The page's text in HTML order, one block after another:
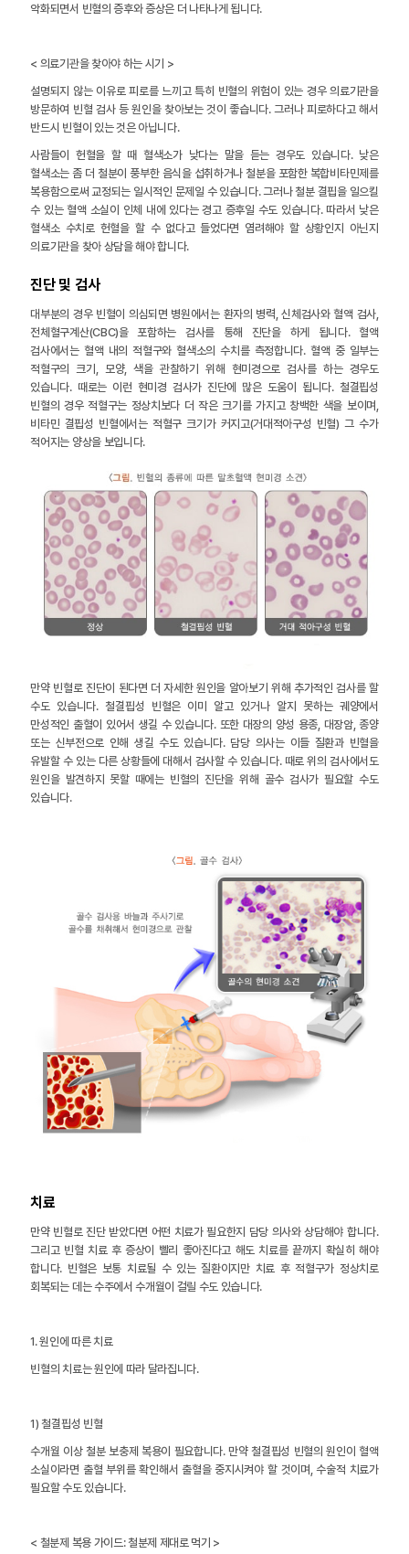
악화되면서 빈혈의 증후와 증상은 더 나타나게 됩니다.
< 의료기관을 찾아야 하는 시기 >
설명되지 않는 이유로 피로를 느끼고 특히 빈혈의 위험이 있는 경우 의료기관을
방문하여 빈혈 검사 등 원인을 찾아보는 것이 좋습니다. 그러나 피로하다고 해서
반드시 빈혈이 있는 것은 아닙니다.
사람들이 헌혈을 할 때 혈색소가 낮다는 말을 듣는 경우도 있습니다. 낮은
혈색소는 좀 더 철분이 풍부한 음식을 섭취하거나 철분을 포함한 복합비타민제를
복용함으로써 교정되는 일시적인 문제일 수 있습니다. 그러나 철분 결핍을 일으킬
수 있는 혈액 소실이 인체 내에 있다는 경고 증후일 수도 있습니다. 따라서 낮은
혈색소 수치로 헌혈을 할 수 없다고 들었다면 염려해야 할 상황인지 아닌지
의료기관을 찾아 상담을 해야 합니다.
진단 및 검사
대부분의 경우 빈혈이 의심되면 병원에서는 환자의 병력, 신체검사와 혈액 검사,
전체혈구계산(CBC)을 포함하는 검사를 통해 진단을 하게 됩니다. 혈액
검사에서는 혈액 내의 적혈구와 혈색소의 수치를 측정합니다. 혈액 중 일부는
적혈구의 크기, 모양, 색을 관찰하기 위해 현미경으로 검사를 하는 경우도
있습니다. 때로는 이런 현미경 검사가 진단에 많은 도움이 됩니다. 철결핍성
빈혈의 경우 적혈구는 정상치보다 더 작은 크기를 가지고 창백한 색을 보이며,
비타민 결핍성 빈혈에서는 적혈구 크기가 커지고(거대적아구성 빈혈) 그 수가
적어지는 양상을 보입니다.
만약 빈혈로 진단이 된다면 더 자세한 원인을 알아보기 위해 추가적인 검사를 할
수도 있습니다. 철결핍성 빈혈은 이미 알고 있거나 알지 못하는 궤양에서
만성적인 출혈이 있어서 생길 수 있습니다. 또한 대장의 양성 용종, 대장암, 종양
또는 신부전으로 인해 생길 수도 있습니다. 담당 의사는 이들 질환과 빈혈을
유발할 수 있는 다른 상황들에 대해서 검사할 수 있습니다. 때로 위의 검사에서도
원인을 발견하지 못할 때에는 빈혈의 진단을 위해 골수 검사가 필요할 수도
있습니다.
치료
만약 빈혈로 진단 받았다면 어떤 치료가 필요한지 담당 의사와 상담해야 합니다.
그리고 빈혈 치료 후 증상이 빨리 좋아진다고 해도 치료를 끝까지 확실히 해야
합니다. 빈혈은 보통 치료될 수 있는 질환이지만 치료 후 적혈구가 정상치로
회복되는 데는 수주에서 수개월이 걸릴 수도 있습니다.
1. 원인에 따른 치료
빈혈의 치료는 원인에 따라 달라집니다.
1) 철결핍성 빈혈
수개월 이상 철분 보충제 복용이 필요합니다. 만약 철결핍성 빈혈의 원인이 혈액
소실이라면 출혈 부위를 확인해서 출혈을 중지시켜야 할 것이며, 수술적 치료가
필요할 수도 있습니다.
< 철분제 복용 가이드: 철분제 제대로 먹기 >